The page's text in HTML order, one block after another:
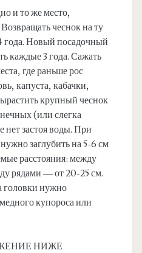
и то же место,
чеснок на ту
года. Новый посадочный
каждые 3 года. Сажать
где раньше рос
капуста, кабачки,
крупный чеснок
(или слегка
нет застоя воды. При
заглубить на 5-6 см
расстояния: между
рядами — от 20-25 см.
головки нужно
купороса или
НИЖЕ